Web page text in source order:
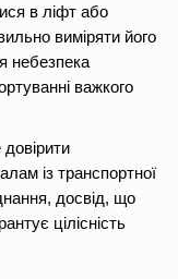
в ліфт або
виміряти його
небезпека
важкого
із транспортної
досвід, що
цілісність